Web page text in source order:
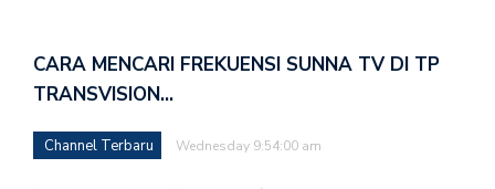
CARA MENCARI FREKUENSI SUNNA TV DI TP
TRANSVISION…
Channel Terbaru Wednesday 9:54:00 am